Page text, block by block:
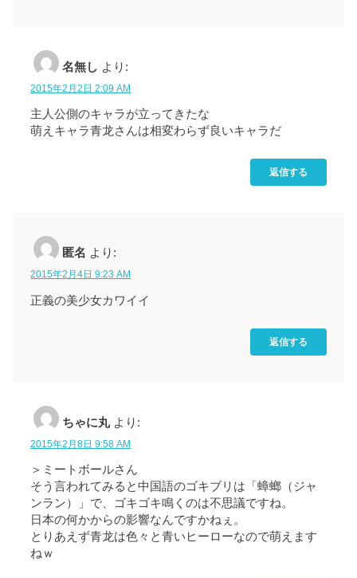
名無し より:
2015年2月2日 2:09 AM
主人公側のキャラが立ってきたな
萌えキャラ青龙さんは相変わらず良いキャラだ
返信する
匿名 より:
2015年2月4日 9:23 AM
正義の美少女カワイイ
返信する
ちゃに丸 より:
2015年2月8日 9:58 AM
＞ミートボールさん
そう言われてみると中国語のゴキブリは「蟑螂（ジャ
ンラン）」で、ゴキゴキ鳴くのは不思議ですね。
日本の何かからの影響なんですかねぇ。
とりあえず青龙は色々と青いヒーローなので萌えます
ねｗ